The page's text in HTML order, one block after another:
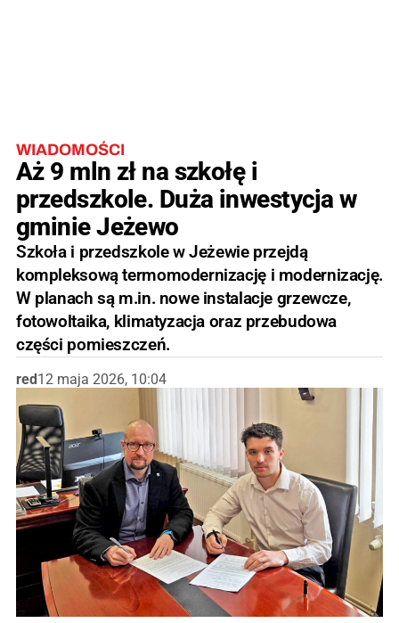
WIADOMOŚCI
Aż 9 mln zł na szkołę i
przedszkole. Duża inwestycja w
gminie Jeżewo
Szkoła i przedszkole w Jeżewie przejdą
kompleksową termomodernizację i modernizację.
W planach są m.in. nowe instalacje grzewcze,
fotowoltaika, klimatyzacja oraz przebudowa
części pomieszczeń.
red12 maja 2026, 10:04